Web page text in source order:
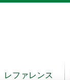
レファレンス